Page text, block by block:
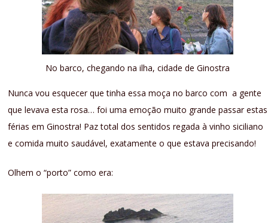
No barco, chegando na ilha, cidade de Ginostra
Nunca vou esquecer que tinha essa moça no barco com a gente
que levava esta rosa… foi uma emoção muito grande passar estas
férias em Ginostra! Paz total dos sentidos regada à vinho siciliano
e comida muito saudável, exatamente o que estava precisando!
Olhem o “porto” como era: